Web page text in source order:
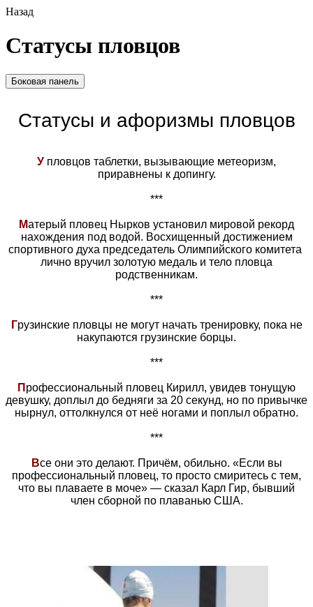
Назад
Статусы пловцов
Боковая панель
Статусы и афоризмы пловцов
У пловцов таблетки, вызывающие метеоризм,
приравнены к допингу.
***
Матерый пловец Нырков установил мировой рекорд
нахождения под водой. Восхищенный достижением
спортивного духа председатель Олимпийского комитета
лично вручил золотую медаль и тело пловца
родственникам.
***
Грузинские пловцы не могут начать тренировку, пока не
накупаются грузинские борцы.
***
П рофессиональный пловец Кирилл, увидев тонущую
девушку, доплыл до бедняги за 20 секунд, но по привычке
нырнул, оттолкнулся от неё ногами и поплыл обратно.
***
Все они это делают. Причём, обильно. «Если вы
профессиональный пловец, то просто смиритесь с тем,
что вы плаваете в моче» — сказал Карл Гир, бывший
член сборной по плаванью США.